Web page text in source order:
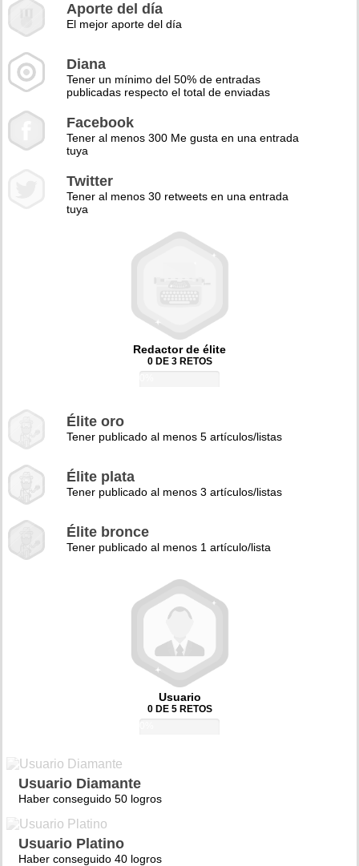
Aporte del día
El mejor aporte del día
Diana
Tener un mínimo del 50% de entradas
publicadas respecto el total de enviadas
Facebook
Tener al menos 300 Me gusta en una entrada
tuya
Twitter
Tener al menos 30 retweets en una entrada
tuya
Redactor de élite
0 DE 3 RETOS
Élite oro
Tener publicado al menos 5 artículos/listas
Élite plata
Tener publicado al menos 3 artículos/listas
Élite bronce
Tener publicado al menos 1 artículo/lista
Usuario
0 DE 5 RETOS
Usuario Diamante
Haber conseguido 50 logros
Usuario Platino
Haber conseguido 40 logros